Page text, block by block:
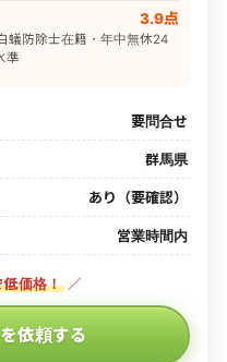
3.9点
蟻防除士在籍・年中無休24
準
要問合せ
群馬県
あり（要確認）
営業時間内
低価格！ ／
依頼する